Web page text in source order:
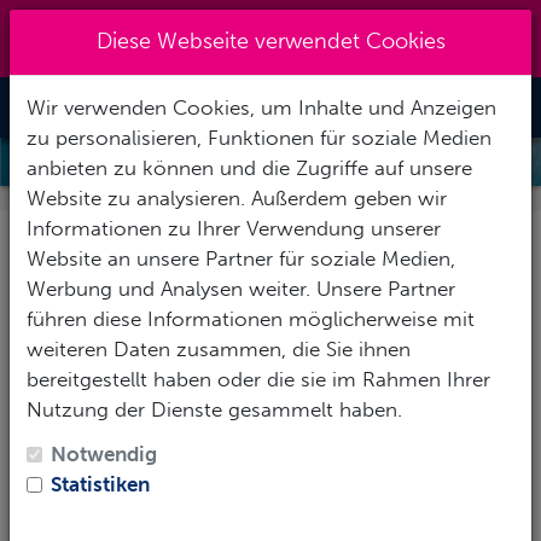
info@tauchzentrale.de
Toggle
FREEDIVE WORKSHOP - SURFER
Freedive Workshop -
Surfer
Kopf über unter Wasser.
Dieser Workshop richtet sich an Wassersportler, die
Wasser verbringen müssen ohne darauf wirklich
vorbereitet zu sein.
Diese Webseite verwendet Cookies
Wir verwenden Cookies, um Inhalte und Anzeigen
zu personalisieren, Funktionen für soziale Medien
anbieten zu können und die Zugriffe auf unsere
Website zu analysieren. Außerdem geben wir
Informationen zu Ihrer Verwendung unserer
Website an unsere Partner für soziale Medien,
Werbung und Analysen weiter. Unsere Partner
führen diese Informationen möglicherweise mit
weiteren Daten zusammen, die Sie ihnen
bereitgestellt haben oder die sie im Rahmen Ihrer
Nutzung der Dienste gesammelt haben.
Notwendig
Statistiken